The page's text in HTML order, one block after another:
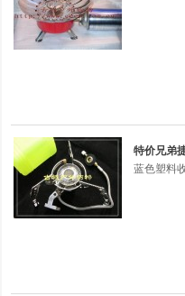
特价兄弟
蓝色塑料